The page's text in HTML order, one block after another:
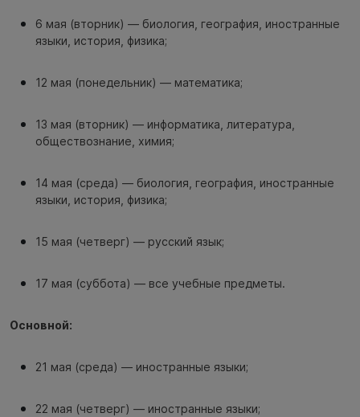
6 мая (вторник) — биология, география, иностранные
языки, история, физика;
12 мая (понедельник) — математика;
13 мая (вторник) — информатика, литература,
обществознание, химия;
14 мая (среда) — биология, география, иностранные
языки, история, физика;
15 мая (четверг) — русский язык;
17 мая (суббота) — все учебные предметы.
Основной:
21 мая (среда) — иностранные языки;
22 мая (четверг) — иностранные языки;